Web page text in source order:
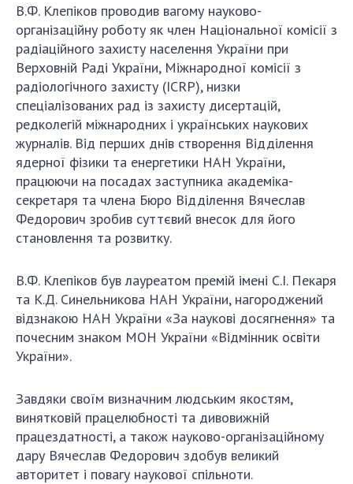
В.Ф. Клепіков проводив вагому науково-
організаційну роботу як член Національної комісії з
радіаційного захисту населення України при
Верховній Раді України, Міжнародної комісії з
радіологічного захисту (ICRP), низки
спеціалізованих рад із захисту дисертацій,
редколегій міжнародних і українських наукових
журналів. Від перших днів створення Відділення
ядерної фізики та енергетики НАН України,
працюючи на посадах заступника академіка-
секретаря та члена Бюро Відділення Вячеслав
Федорович зробив суттєвий внесок для його
становлення та розвитку.
В.Ф. Клепіков був лауреатом премій імені С.І. Пекаря
та К.Д. Синельникова НАН України, нагороджений
відзнакою НАН України «За наукові досягнення» та
почесним знаком МОН України «Відмінник освіти
України».
Завдяки своїм визначним людським якостям,
винятковій працелюбності та дивовижній
працездатності, а також науково-організаційному
дару Вячеслав Федорович здобув великий
авторитет і повагу наукової спільноти.